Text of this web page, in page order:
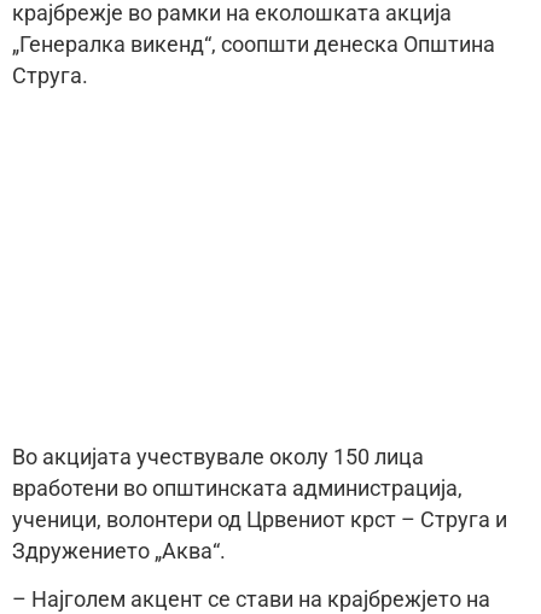
крајбрежје во рамки на еколошката акција
„Генералка викенд“, соопшти денеска Општина
Струга.
Во акцијата учествувале околу 150 лица
вработени во општинската администрација,
ученици, волонтери од Црвениот крст – Струга и
Здружението „Аква“.
– Најголем акцент се стави на крајбрежјето на